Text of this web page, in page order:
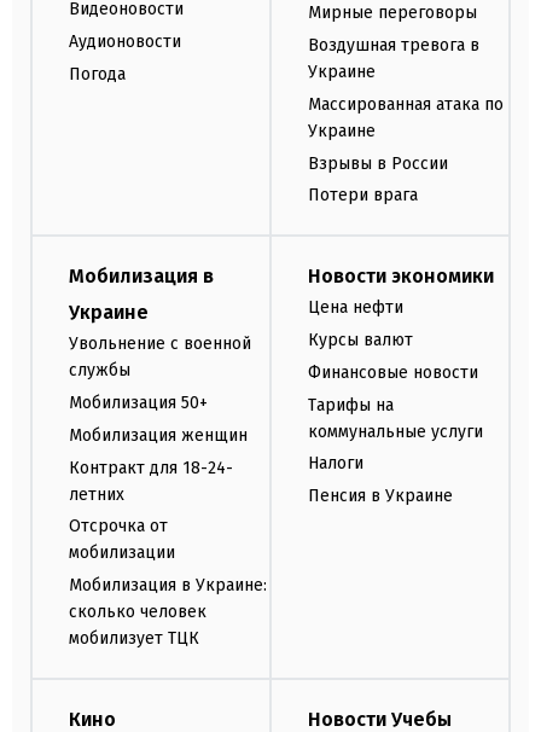
Видеоновости
Аудионовости
Погода
Мирные переговоры
Воздушная тревога в
Украине
Массированная атака по
Украине
Взрывы в России
Потери врага
Мобилизация в
Украине
Увольнение с военной
службы
Мобилизация 50+
Мобилизация женщин
Контракт для 18-24-
летних
Отсрочка от
мобилизации
Мобилизация в Украине:
сколько человек
мобилизует ТЦК
Новости экономики
Цена нефти
Курсы валют
Финансовые новости
Тарифы на
коммунальные услуги
Налоги
Пенсия в Украине
Кино Новости Учебы